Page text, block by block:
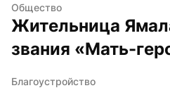
Общество
Жительница
звания «Мать-
Благоустройство